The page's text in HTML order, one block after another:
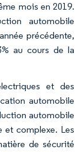
mois en 2019.
automobile
précédente,
au cours de la
et des
automobile
automobile
et complexe. Les
de sécurité